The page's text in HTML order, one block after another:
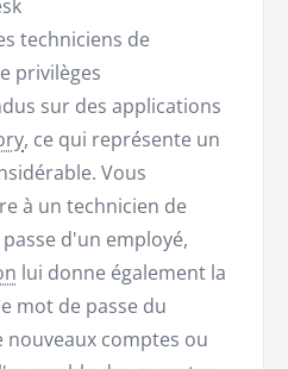
techniciens de
privilèges
sur des applications
, ce qui représente un
Vous
à un technicien de
d'un employé,
lui donne également la
mot de passe du
comptes ou